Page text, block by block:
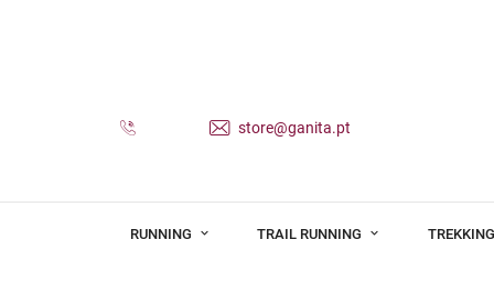
store@ganita.pt
RUNNING TRAIL RUNNING